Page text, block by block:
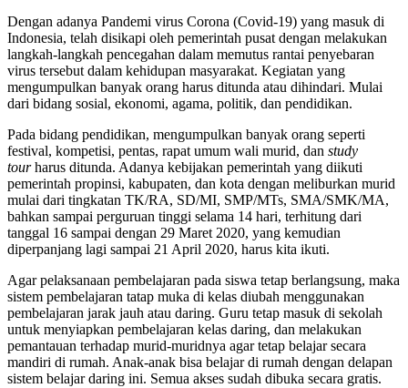
Dengan adanya Pandemi virus Corona (Covid-19) yang masuk di
Indonesia, telah disikapi oleh pemerintah pusat dengan melakukan
langkah-langkah pencegahan dalam memutus rantai penyebaran
virus tersebut dalam kehidupan masyarakat. Kegiatan yang
mengumpulkan banyak orang harus ditunda atau dihindari. Mulai
dari bidang sosial, ekonomi, agama, politik, dan pendidikan.
Pada bidang pendidikan, mengumpulkan banyak orang seperti
festival, kompetisi, pentas, rapat umum wali murid, dan study
tourharus ditunda. Adanya kebijakan pemerintah yang diikuti
pemerintah propinsi, kabupaten, dan kota dengan meliburkan murid
mulai dari tingkatan TK/RA, SD/MI, SMP/MTs, SMA/SMK/MA,
bahkan sampai perguruan tinggi selama 14 hari, terhitung dari
tanggal 16 sampai dengan 29 Maret 2020, yang kemudian
diperpanjang lagi sampai 21 April 2020, harus kita ikuti.
Agar pelaksanaan pembelajaran pada siswa tetap berlangsung, maka
sistem pembelajaran tatap muka di kelas diubah menggunakan
pembelajaran jarak jauh atau daring. Guru tetap masuk di sekolah
untuk menyiapkan pembelajaran kelas daring, dan melakukan
pemantauan terhadap murid-muridnya agar tetap belajar secara
mandiri di rumah. Anak-anak bisa belajar di rumah dengan delapan
sistem belajar daring ini. Semua akses sudah dibuka secara gratis.